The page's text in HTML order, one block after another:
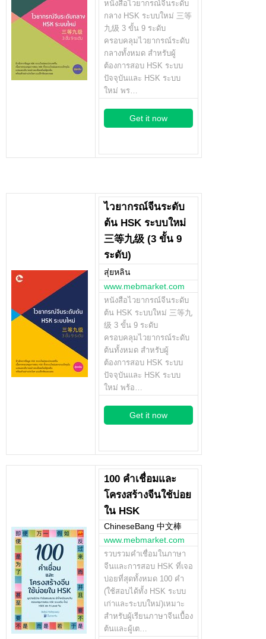
หนังสือไวยากรณ์จีนระดับ
กลาง HSK ระบบใหม่ 三等
九级 3 ขั้น 9 ระดับ
ครอบคลุมไวยากรณ์ระดับ
กลางทั้งหมด สำหรับผู้
ต้องการสอบ HSK ระบบ
ปัจจุบันและ HSK ระบบ
ใหม่ พร…
Get it now
ไวยากรณ์จีนระดับ
ต้น HSK ระบบใหม่
三等九级 (3 ขั้น 9
ระดับ)
สุ่ยหลิน
www.mebmarket.com
หนังสือไวยากรณ์จีนระดับ
ต้น HSK ระบบใหม่ 三等九
级 3 ขั้น 9 ระดับ
ครอบคลุมไวยากรณ์ระดับ
ต้นทั้งหมด สำหรับผู้
ต้องการสอบ HSK ระบบ
ปัจจุบันและ HSK ระบบ
ใหม่ พร้อ…
Get it now
100 คำเชื่อมและ
โครงสร้างจีนใช้บ่อย
ใน HSK
ChineseBang 中文棒
www.mebmarket.com
รวบรวมคำเชื่อมในภาษา
จีนและการสอบ HSK ที่เจอ
บ่อยที่สุดทั้งหมด 100 คำ
(ใช้สอบได้ทั้ง HSK ระบบ
เก่าและระบบใหม่)เหมาะ
สำหรับผู้เรียนภาษาจีนเบื้อง
ต้นและผู้เต…